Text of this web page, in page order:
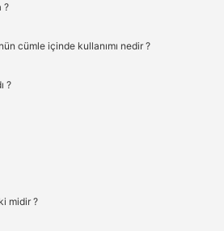
?
cümle içinde kullanımı nedir ?
?
midir ?